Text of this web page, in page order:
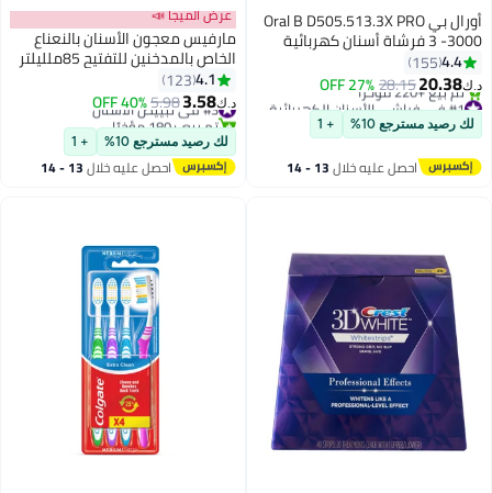
أورال بي Oral B D505.513.3X PRO
3 -3000 فرشاة أسنان كهربائية
أورال بي أسود + حافظة سفر
4.4
155
د.ك‏20.38
28.15
27% OFF
#1 في فراشي الأسنان الكهربائية
أقل سعر في 7 يوم
تم بيع +220 مؤخرًا
#1 في فراشي الأسنان الكهربائية
لك رصيد مسترجع 10% + 1
احصل عليه خلال 13 - 14
عرض الميجا 📣
مارفيس معجون الأسنان بالنعناع
الخاص بالمدخنين للتفتيح 85ملليلتر
4.1
123
د.ك‏3.58
5.98
40% OFF #3 في تبييض الأسنان
تم بيع +180 مؤخرًا
#3 في تبييض الأسنان
لك رصيد مسترجع 10% + 1
احصل عليه خلال 13 - 14